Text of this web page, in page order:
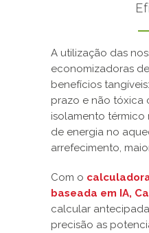
A utilização das
economizadoras
benefícios
prazo e não tóxica
isolamento
de energia no
arrefecimento,
Com o
baseada em IA,
calcular
precisão as